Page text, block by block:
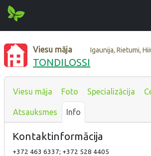
Viesu māja Igaunija, Rietumi,
TONDILOSSI
Viesu māja Foto Specializācija
Atsauksmes Info
Kontaktinformācija
+372 463 6337; +372 528 4405